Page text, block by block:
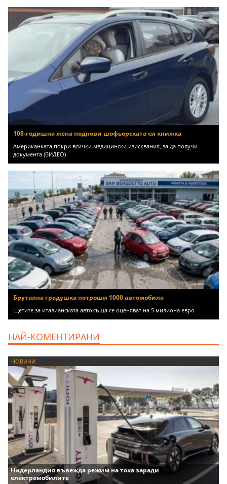
108-годишна жена поднови шофьорската си книжка
Американката покри всички медицински изисквания, за да получи
документа (ВИДЕО)
Брутална градушка потроши 1000 автомобила
Щетите за италианската автокъща се оценяват на 5 милиона евро
НАЙ-КОМЕНТИРАНИ
НОВИНИ
Нидерландия въвежда режим на тока заради
електромобилите